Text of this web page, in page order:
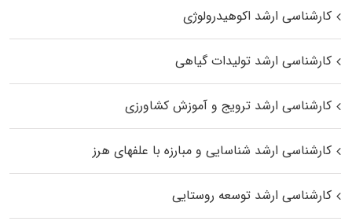
کارشناسی ارشد اکوهیدرولوژی
کارشناسی ارشد تولیدات گیاهی
کارشناسی ارشد ترویج و آموزش کشاورزی
کارشناسی ارشد شناسایی و مبارزه با علفهای هرز
کارشناسی ارشد توسعه روستایی